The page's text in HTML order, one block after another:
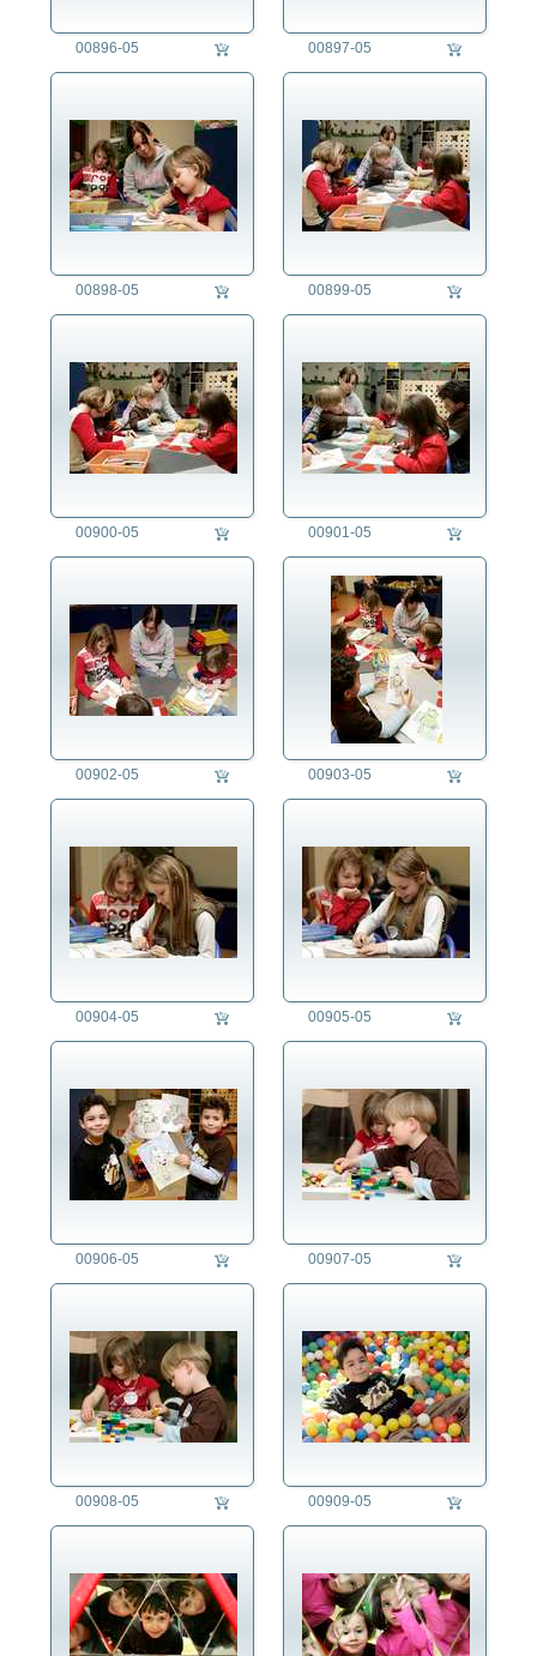
00896-05 00897-05
00898-05 00899-05
00900-05 00901-05
00902-05 00903-05
00904-05 00905-05
00906-05 00907-05
00908-05 00909-05